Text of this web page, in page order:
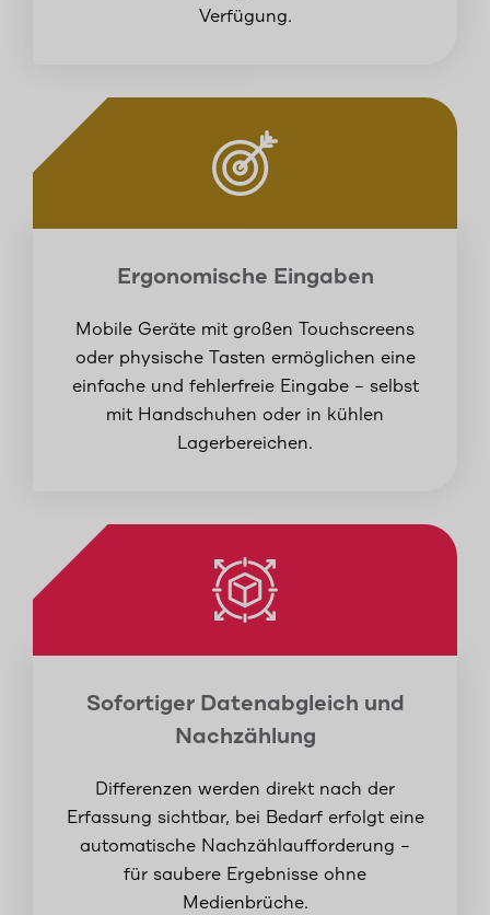
Verfügung.
Ergonomische Eingaben
Mobile Geräte mit großen Touchscreens
oder physische Tasten ermöglichen eine
einfache und fehlerfreie Eingabe – selbst
mit Handschuhen oder in kühlen
Lagerbereichen.
Sofortiger Datenabgleich und
Nachzählung
Differenzen werden direkt nach der
Erfassung sichtbar, bei Bedarf erfolgt eine
automatische Nachzählaufforderung –
für saubere Ergebnisse ohne
Medienbrüche.